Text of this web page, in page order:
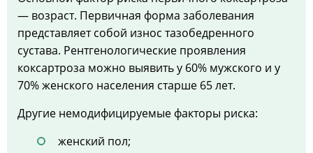
— возраст. Первичная форма заболевания
представляет собой износ тазобедренного
сустава. Рентгенологические проявления
коксартроза можно выявить у 60% мужского и у
70% женского населения старше 65 лет.
Другие немодифицируемые факторы риска:
женский пол;